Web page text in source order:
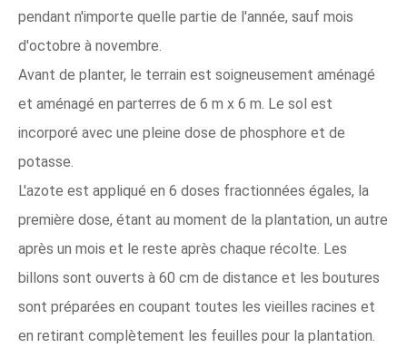
pendant n'importe quelle partie de l'année, sauf mois
d'octobre à novembre.
Avant de planter, le terrain est soigneusement aménagé
et aménagé en parterres de 6 m x 6 m. Le sol est
incorporé avec une pleine dose de phosphore et de
potasse.
L'azote est appliqué en 6 doses fractionnées égales, la
première dose, étant au moment de la plantation, un autre
après un mois et le reste après chaque récolte. Les
billons sont ouverts à 60 cm de distance et les boutures
sont préparées en coupant toutes les vieilles racines et
en retirant complètement les feuilles pour la plantation.